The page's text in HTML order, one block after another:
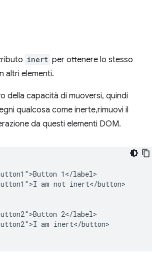
inert per ottenere lo stesso
altri elementi.
della capacità di muoversi, quindi
qualcosa come inerte,rimuovi il
da questi elementi DOM.
1</label>
am not inert</button>
2</label>
am inert</button>